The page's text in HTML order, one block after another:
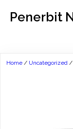
Penerbit
Home / Uncategorized /